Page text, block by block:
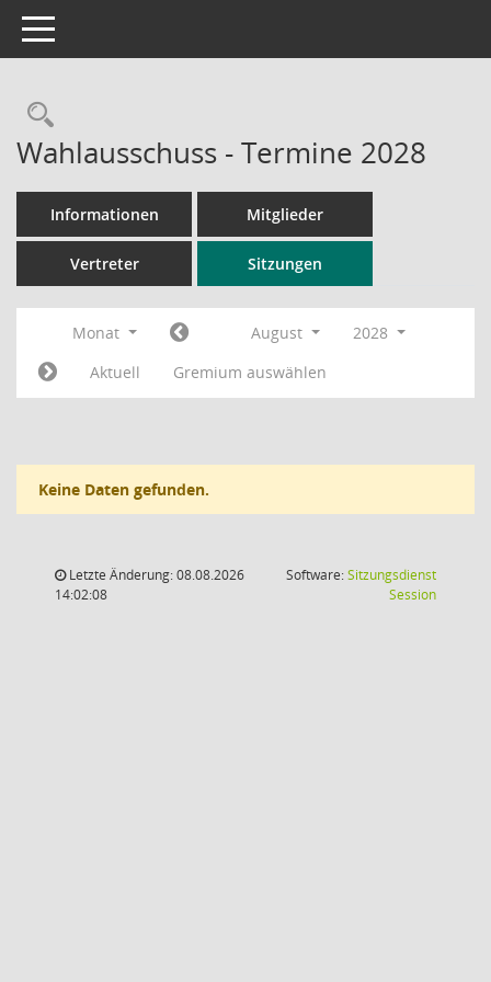
Toggle navigation
Rechercheauswahl
Wahlausschuss - Termine 2028
Informationen Mitglieder
Vertreter Sitzungen
Monat August
2028
Aktuell
Gremium auswählen
Keine Daten gefunden.
Letzte Änderung: 08.08.2026
14:02:08
Software:Sitzungsdienst
Session(Wird in